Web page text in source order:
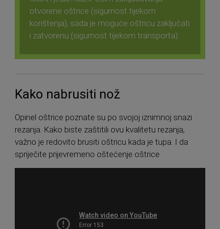
otvorene oštrice (sigurnost tijekom
korištenja), sada je moguće oštricu zaključati
i zatvorenu (sigurnost tijekom transporta).
Kako nabrusiti nož
Opinel oštrice poznate su po svojoj iznimnoj snazi ​​
rezanja. Kako biste zaštitili ovu kvalitetu rezanja,
važno je redovito brusiti oštricu kada je tupa. I da
spriječite prijevremeno oštećenje oštrice.